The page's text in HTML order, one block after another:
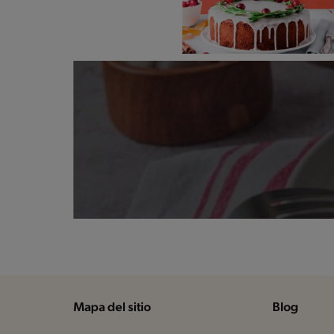
Mapa del sitio Blog